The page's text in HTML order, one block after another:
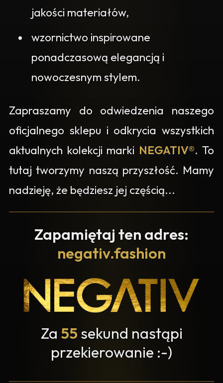
jakości materiałów,
wzornictwo inspirowane
ponadczasową elegancją i
nowoczesnym stylem.
Zapraszamy do odwiedzenia naszego
oficjalnego sklepu i odkrycia wszystkich
aktualnych kolekcji marki NEGATIV®. To
tutaj tworzymy naszą przyszłość. Mamy
nadzieję, że będziesz jej częścią...
Zapamiętaj ten adres:
negativ.fashion
Za 55 sekund nastąpi
przekierowanie :-)